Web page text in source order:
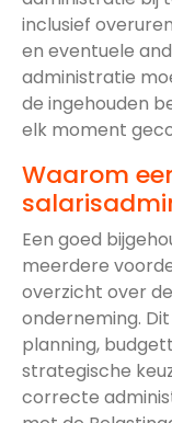
inclusief
en eventuele
administratie
de ingehouden
elk moment
Waarom
Een goed
meerdere
overzicht over
onderneming.
planning,
strategische
correcte